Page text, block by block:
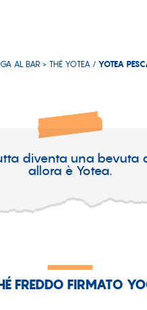
AL BAR > THÉ YOTEA/ YOTEA
diventa una bevuta
allora è Yotea.
FREDDO FIRMATO